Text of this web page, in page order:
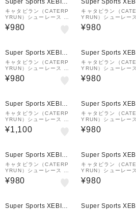
Super Sports XEBIO
&mall店
キャタピラン（CATERP
YRUN）シューレース 靴
ひも マジックレース1.0
105cm M1-105-JB
¥980
Super Sports
&mall店
キャタピラン（
YRUN）シューレー
ひも マジックレース
105cm M1-105-SW
¥980
Super Sports XEBIO
&mall店
キャタピラン（CATERP
YRUN）シューレース 靴
ひも マジックレース1.0
120cm M1-120-PP
¥980
Super Sports
&mall店
キャタピラン（
YRUN）シューレー
ひも マジックレース
120cm M1-120-SR
¥980
Super Sports XEBIO
&mall店
キャタピラン（CATERP
YRUN）シューレース 靴
ひも マジックレース2.0
110cm イエロー M2-11
¥1,100
Super Sports
&mall店
キャタピラン（
YRUN）シューレー
ひも キャタピー
75-7SG
¥980
Super Sports XEBIO
&mall店
キャタピラン（CATERP
YRUN）シューレース 靴
ひも エアキャタピー70c
m CAR70-7PSB
¥980
Super Sports
&mall店
キャタピラン（
YRUN）シューレー
ひも エアキャタピー
m CAR55-7SW
¥980
Super Sports XEBIO
Super Sports